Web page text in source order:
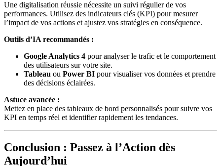
Une digitalisation réussie nécessite un suivi régulier de vos
performances. Utilisez des indicateurs clés (KPI) pour mesurer
l’impact de vos actions et ajustez vos stratégies en conséquence.
Outils d’IA recommandés :
Google Analytics 4 pour analyser le trafic et le comportement
des utilisateurs sur votre site.
Tableau ou Power BI pour visualiser vos données et prendre
des décisions éclairées.
Astuce avancée :
Mettez en place des tableaux de bord personnalisés pour suivre vos
KPI en temps réel et identifier rapidement les tendances.
Conclusion : Passez à l’Action dès
Aujourd’hui